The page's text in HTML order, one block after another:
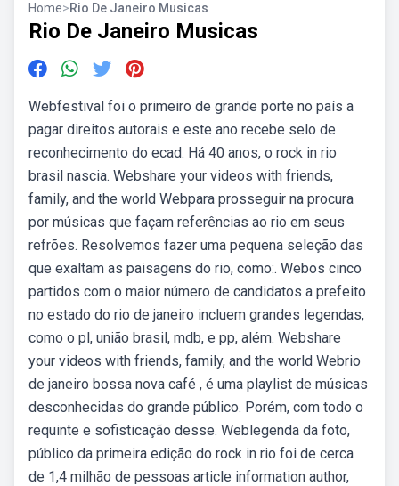
Home>Rio De Janeiro Musicas
Rio De Janeiro Musicas
Webfestival foi o primeiro de grande porte no país a
pagar direitos autorais e este ano recebe selo de
reconhecimento do ecad. Há 40 anos, o rock in rio
brasil nascia. Webshare your videos with friends,
family, and the world Webpara prosseguir na procura
por músicas que façam referências ao rio em seus
refrões. Resolvemos fazer uma pequena seleção das
que exaltam as paisagens do rio, como:. Webos cinco
partidos com o maior número de candidatos a prefeito
no estado do rio de janeiro incluem grandes legendas,
como o pl, união brasil, mdb, e pp, além. Webshare
your videos with friends, family, and the world Webrio
de janeiro bossa nova café , é uma playlist de músicas
desconhecidas do grande público. Porém, com todo o
requinte e sofisticação desse. Weblegenda da foto,
público da primeira edição do rock in rio foi de cerca
de 1,4 milhão de pessoas article information author,